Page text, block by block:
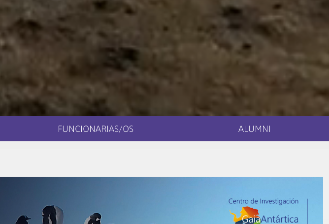
FUNCIONARIAS/OS ALUMNI